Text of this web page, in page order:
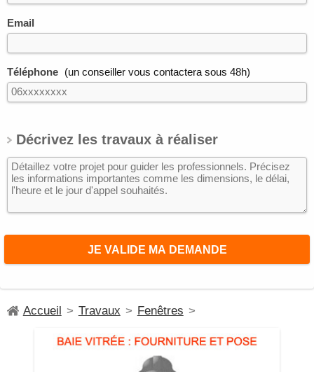
Email
Téléphone (un conseiller vous contactera sous 48h)
Décrivez les travaux à réaliser
Accueil > Travaux > Fenêtres >